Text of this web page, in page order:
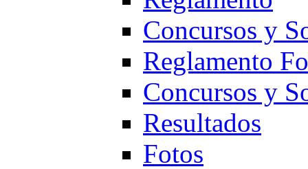
Concursos y
Reglamento
Concursos y
Resultados
Fotos